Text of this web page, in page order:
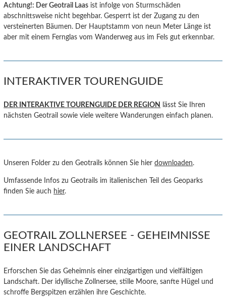
Achtung!: Der Geotrail Laas ist infolge von Sturmschäden
abschnittsweise nicht begehbar. Gesperrt ist der Zugang zu den
versteinerten Bäumen. Der Hauptstamm von neun Meter Länge ist
aber mit einem Fernglas vom Wanderweg aus im Fels gut erkennbar.
INTERAKTIVER TOURENGUIDE
DER INTERAKTIVE TOURENGUIDE DER REGION
lässt Sie Ihren
nächsten Geotrail sowie viele weitere Wanderungen einfach planen.
Unseren Folder zu den Geotrails können Sie hierdownloaden.
Umfassende Infos zu Geotrails im italienischen Teil des Geoparks
finden Sie auch hier.
GEOTRAIL ZOLLNERSEE - GEHEIMNISSE
EINER LANDSCHAFT
Erforschen Sie das Geheimnis einer einzigartigen und vielfältigen
Landschaft. Der idyllische Zollnersee, stille Moore, sanfte Hügel und
schroffe Bergspitzen erzählen ihre Geschichte.